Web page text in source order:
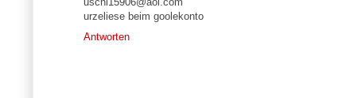
urzeliese beim goolekonto
Antworten